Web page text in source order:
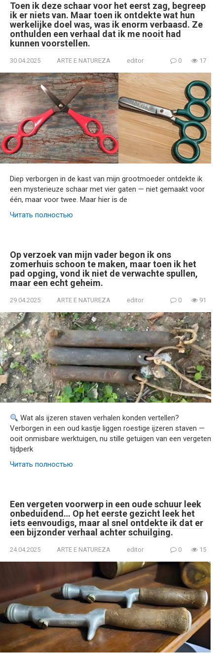
Toen ik deze schaar voor het eerst zag, begreep
ik er niets van. Maar toen ik ontdekte wat hun
werkelijke doel was, was ik enorm verbaasd. Ze
onthulden een verhaal dat ik me nooit had
kunnen voorstellen.
30.04.2025 ARTE E NATUREZA editor 0 17
Diep verborgen in de kast van mijn grootmoeder ontdekte ik
een mysterieuze schaar met vier gaten — niet gemaakt voor
één, maar voor twee. Maar hier is de
Читать полностью
Op verzoek van mijn vader begon ik ons
zomerhuis schoon te maken, maar toen ik het
pad opging, vond ik niet de verwachte spullen,
maar een echt geheim.
29.04.2025 ARTE E NATUREZA editor 0 91
Wat als ijzeren staven verhalen konden vertellen?
Verborgen in een oud kastje liggen roestige ijzeren staven —
ooit onmisbare werktuigen, nu stille getuigen van een vergeten
tijdperk
Читать полностью
Een vergeten voorwerp in een oude schuur leek
onbeduidend… Op het eerste gezicht leek het
iets eenvoudigs, maar al snel ontdekte ik dat er
een bijzonder verhaal achter schuilging.
24.04.2025 ARTE E NATUREZA editor 0 15